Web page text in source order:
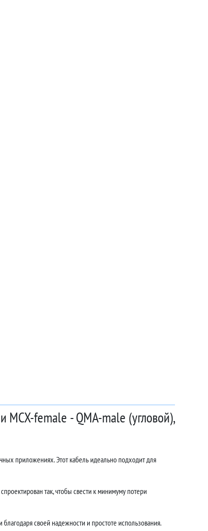
female - QMA-male (угловой),
приложениях. Этот кабель идеально подходит для
так, чтобы свести к минимуму потери
своей надежности и простоте использования.